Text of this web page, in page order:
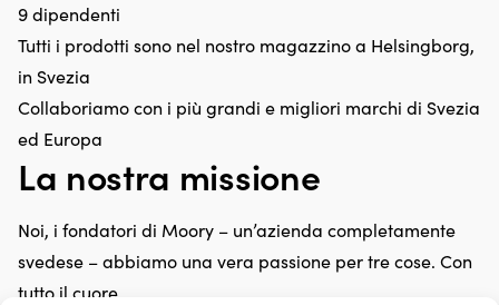
9 dipendenti
Tutti i prodotti sono nel nostro magazzino a Helsingborg,
in Svezia
Collaboriamo con i più grandi e migliori marchi di Svezia
ed Europa
La nostra missione
Noi, i fondatori di Moory – un’azienda completamente
svedese – abbiamo una vera passione per tre cose. Con
tutto il cuore.